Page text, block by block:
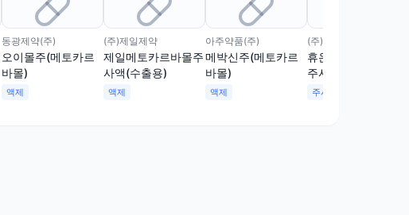
동광제약(주)
오이몰주(메토카르
바몰)
액제
(주)제일제약
제일메토카르바몰주
사액(수출용)
액제
아주약품(주)
메박신주(메토카르
바몰)
액제
(주)휴온스
휴온스메토카르바몰
주사액(수출
명:MYOLEXInj.)(수
주사